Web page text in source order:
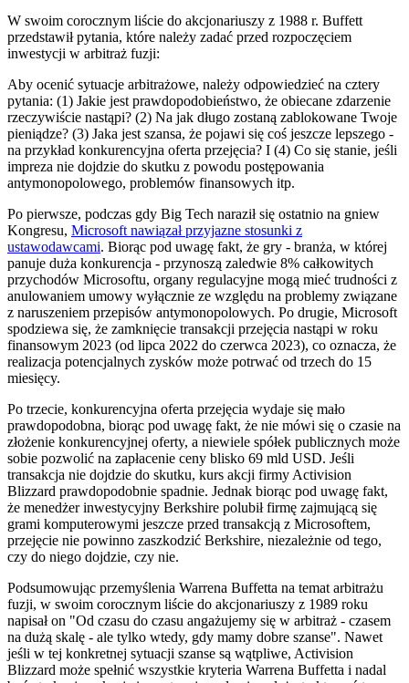
W swoim corocznym liście do akcjonariuszy z 1988 r. Buffett
przedstawił pytania, które należy zadać przed rozpoczęciem
inwestycji w arbitraż fuzji:
Aby ocenić sytuacje arbitrażowe, należy odpowiedzieć na cztery
pytania: (1) Jakie jest prawdopodobieństwo, że obiecane zdarzenie
rzeczywiście nastąpi? (2) Na jak długo zostaną zablokowane Twoje
pieniądze? (3) Jaka jest szansa, że pojawi się coś jeszcze lepszego -
na przykład konkurencyjna oferta przejęcia? I (4) Co się stanie, jeśli
impreza nie dojdzie do skutku z powodu postępowania
antymonopolowego, problemów finansowych itp.
Po pierwsze, podczas gdy Big Tech naraził się ostatnio na gniew
Kongresu, Microsoft nawiązał przyjazne stosunki z
ustawodawcami. Biorąc pod uwagę fakt, że gry - branża, w której
panuje duża konkurencja - przynoszą zaledwie 8% całkowitych
przychodów Microsoftu, organy regulacyjne mogą mieć trudności z
anulowaniem umowy wyłącznie ze względu na problemy związane
z naruszeniem przepisów antymonopolowych. Po drugie, Microsoft
spodziewa się, że zamknięcie transakcji przejęcia nastąpi w roku
finansowym 2023 (od lipca 2022 do czerwca 2023), co oznacza, że
realizacja potencjalnych zysków może potrwać od trzech do 15
miesięcy.
Po trzecie, konkurencyjna oferta przejęcia wydaje się mało
prawdopodobna, biorąc pod uwagę fakt, że nie mówi się o czasie na
złożenie konkurencyjnej oferty, a niewiele spółek publicznych może
sobie pozwolić na zapłacenie ceny blisko 69 mld USD. Jeśli
transakcja nie dojdzie do skutku, kurs akcji firmy Activision
Blizzard prawdopodobnie spadnie. Jednak biorąc pod uwagę fakt,
że menedżer inwestycyjny Berkshire polubił firmę zajmującą się
grami komputerowymi jeszcze przed transakcją z Microsoftem,
przejęcie nie powinno zaszkodzić Berkshire, niezależnie od tego,
czy do niego dojdzie, czy nie.
Podsumowując przemyślenia Warrena Buffetta na temat arbitrażu
fuzji, w swoim corocznym liście do akcjonariuszy z 1989 roku
napisał on "Od czasu do czasu angażujemy się w arbitraż - czasem
na dużą skalę - ale tylko wtedy, gdy mamy dobre szanse". Nawet
jeśli w tej konkretnej sytuacji szanse są wątpliwe, Activision
Blizzard może spełnić wszystkie kryteria Warrena Buffetta i nadal